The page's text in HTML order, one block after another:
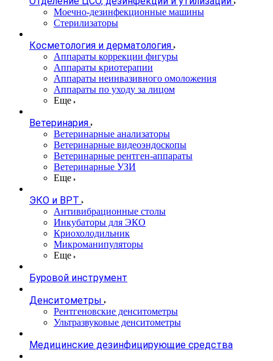
Моечно-дезинфекционные машины
Стерилизаторы
Косметология и дерматология
Аппараты коррекции фигуры
Аппараты криотерапии
Аппараты неинвазивного омоложения
Аппараты по уходу за лицом
Еще
Ветеринария
Ветеринарные анализаторы
Ветеринарные видеоэндоскопы
Ветеринарные рентген-аппараты
Ветеринарные УЗИ
Еще
ЭКО и ВРТ
Антивибрационные столы
Инкубаторы для ЭКО
Криохолодильник
Микроманипуляторы
Еще
Буровой инструмент
Денситометры
Рентгеновские денситометры
Ультразвуковые денситометры
Медицинские дезинфицирующие средства